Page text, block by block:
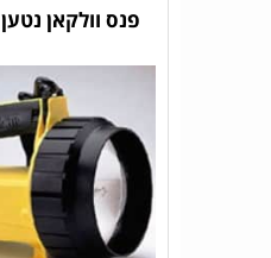
פנס וולקאן נטען STREAMLIGHT